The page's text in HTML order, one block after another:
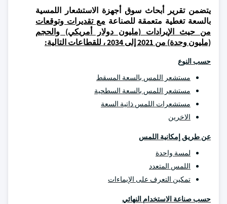
يتضمن تقرير أبحاث سوق أجهزة الاستشعار اللمسية
بالسعة تغطية متعمقة للصناعة مع تقديرات وتوقعات
من حيث الإيرادات (مليون دولار أمريكي) والحجم
(مليون وحدة) من 2021 إلى 2034 ، للقطاعات التالية:
حسب النوع
مستشعر اللمس بالسعة المسقط
مستشعر اللمس بالسعة السطحية
مستشعرات اللمس ذاتية السعة
الاخرين
عن طريق إمكانية اللمس
لمسة واحدة
اللمس المتعدد
تمكين التعرف على الإيماءات
حسب صناعة الاستخدام النهائي